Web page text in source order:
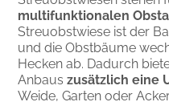
multifunktionalen
Streuobstwiese ist der
und die Obstbäume
Hecken ab. Dadurch
Anbauszusätzlich eine
Weide, Garten oder